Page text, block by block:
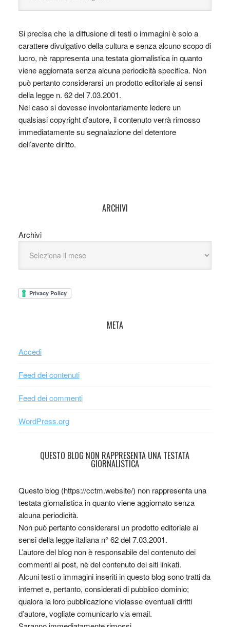
Si precisa che la diffusione di testi o immagini è solo a
carattere divulgativo della cultura e senza alcuno scopo di
lucro, nè rappresenta una testata giornalistica in quanto
viene aggiornata senza alcuna periodicità specifica. Non
può pertanto considerarsi un prodotto editoriale ai sensi
della legge n. 62 del 7.03.2001.
Nel caso si dovesse involontariamente ledere un
qualsiasi copyright d’autore, il contenuto verrà rimosso
immediatamente su segnalazione del detentore
dell’avente diritto.
ARCHIVI
Archivi
META
Accedi
Feed dei contenuti
Feed dei commenti
WordPress.org
QUESTO BLOG NON RAPPRESENTA UNA TESTATA
GIORNALISTICA
Questo blog (https://cctm.website/) non rappresenta una
testata giornalistica in quanto viene aggiornato senza
alcuna periodicità.
Non può pertanto considerarsi un prodotto editoriale ai
sensi della legge italiana n° 62 del 7.03.2001.
L’autore del blog non è responsabile del contenuto dei
commenti ai post, nè del contenuto dei siti linkati.
Alcuni testi o immagini inseriti in questo blog sono tratti da
internet e, pertanto, considerati di pubblico dominio;
qualora la loro pubblicazione violasse eventuali diritti
d’autore, vogliate comunicarlo via email.